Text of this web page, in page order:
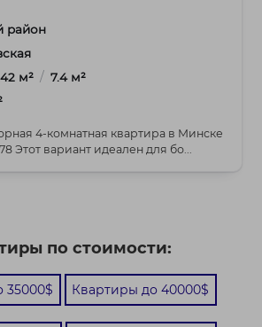
район
м² / 7.4 м²
4-комнатная квартира в Минске
Этот вариант идеален для бо...
по стоимости:
35000$ Квартиры до 40000$